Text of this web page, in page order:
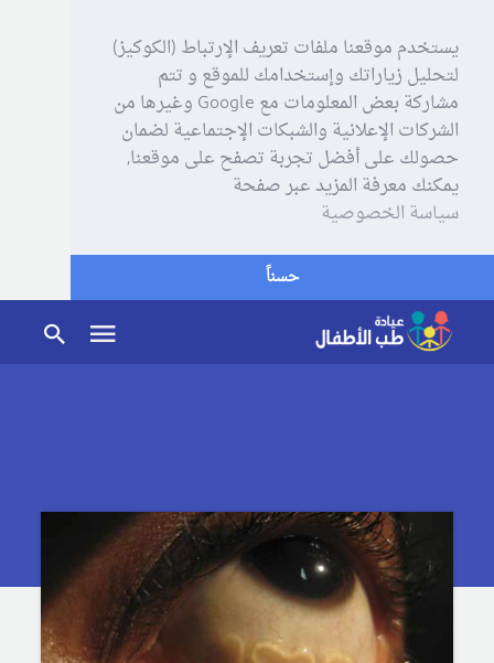
يستخدم موقعنا ملفات تعريف الإرتباط (الكوكيز)
لتحليل زياراتك وإستخدامك للموقع و تتم
مشاركة بعض المعلومات مع Google وغيرها من
الشركات الإعلانية والشبكات الإجتماعية لضمان
حصولك على أفضل تجربة تصفح على موقعنا,
يمكنك معرفة المزيد عبر صفحة
سياسة الخصوصية
حسناً